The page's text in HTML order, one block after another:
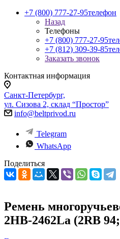
+7 (800) 777-27-95телефон
Назад
Телефоны
+7 (800) 777-27-95
+7 (812) 309-39-85
Заказать звонок
Контактная информация
Санкт-Петербург,
ул. Сизова 2, склад “Простор”
info@beltprivod.ru
Telegram
WhatsApp
Поделиться
Ремень
2НВ-2462La (2RB